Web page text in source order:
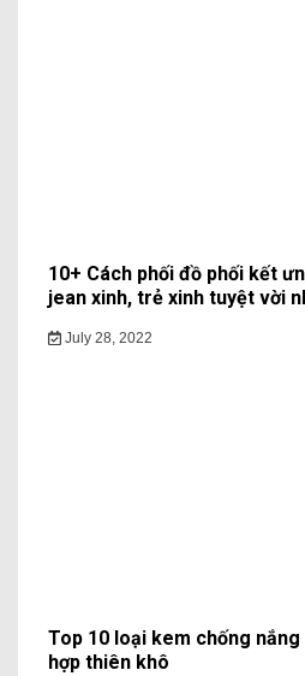
10+ Cách phối đồ phối kết
jean xinh, trẻ xinh tuyệt vời
July 28, 2022
Top 10 loại kem chống
hợp thiên khô